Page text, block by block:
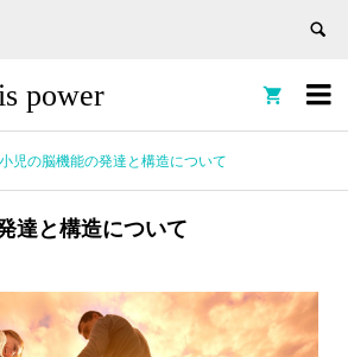

power 
小児の脳機能の発達と構造について
達と構造について